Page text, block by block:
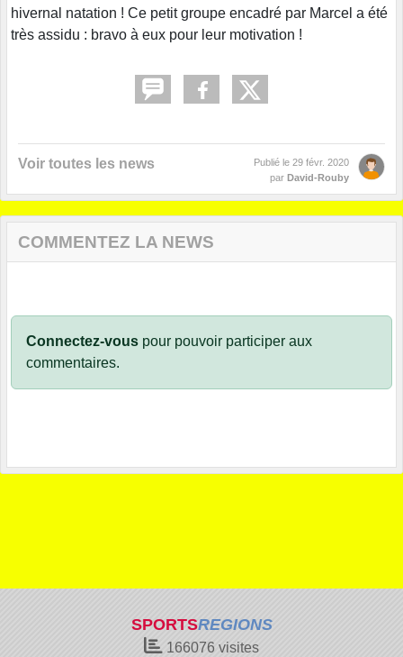
hivernal natation ! Ce petit groupe encadré par Marcel a été
très assidu : bravo à eux pour leur motivation !
Voir toutes les news Publié le 29 févr. 2020
par David-Rouby
COMMENTEZ LA NEWS
Connectez-vous pour pouvoir participer aux
commentaires.
SPORTSREGIONS
166076 visites